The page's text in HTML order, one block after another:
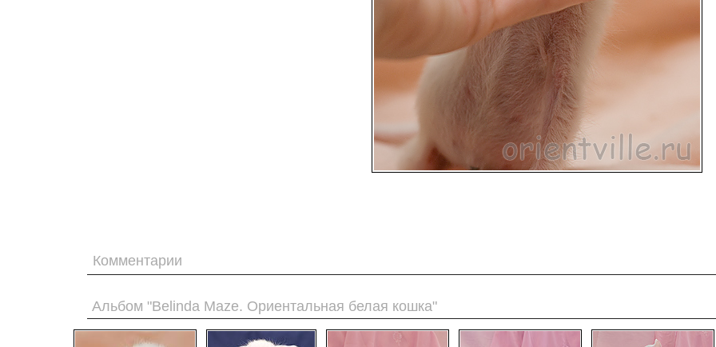
Комментарии
Альбом "Belinda Maze. Ориентальная белая кошка"